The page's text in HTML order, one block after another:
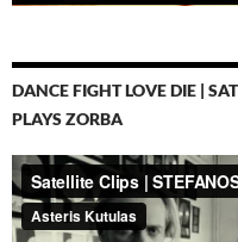
DANCE FIGHT LOVE DIE |
PLAYS ZORBA
Video-
Player